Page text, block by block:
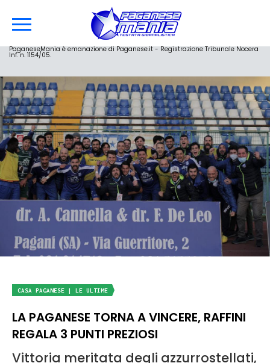
PaganeseMania è emanazione di Paganese.it - Registrazione Tribunale Nocera
Inf. n. 1154/05.
CASA PAGANESE | LE ULTIME
LA PAGANESE TORNA A VINCERE, RAFFINI
REGALA 3 PUNTI PREZIOSI
Vittoria meritata degli azzurrostellati,